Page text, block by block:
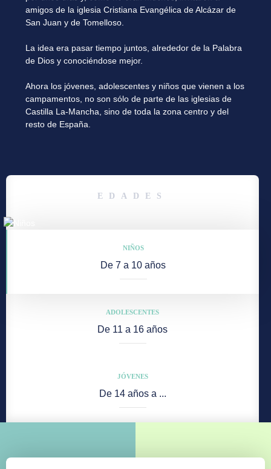
amigos de la iglesia Cristiana Evangélica de Alcázar de
San Juan y de Tomelloso.
La idea era pasar tiempo juntos, alrededor de la Palabra
de Dios y conociéndose mejor.
Ahora los jóvenes, adolescentes y niños que vienen a los
campamentos, no son sólo de parte de las iglesias de
Castilla La-Mancha, sino de toda la zona centro y del
resto de España.
EDADES
NIÑOS
De 7 a 10 años
ADOLESCENTES
De 11 a 16 años
JÓVENES
De 14 años a ...